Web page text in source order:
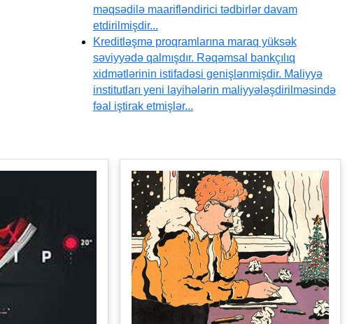
məqsədilə maarifləndirici tədbirlər davam
etdirilmişdir...
Kreditləşmə proqramlarına maraq yüksək
səviyyədə qalmışdır. Rəqəmsal bankçılıq
xidmətlərinin istifadəsi genişlənmişdir. Maliyyə
institutları yeni layihələrin maliyyələşdirilməsində
fəal iştirak etmişlər...